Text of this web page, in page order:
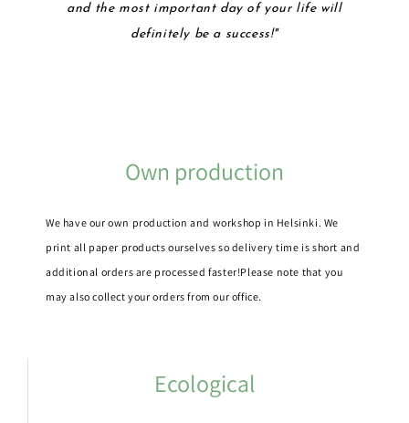
and the most important day of your life will
definitely be a success!"
Own production
We have our own production and workshop in Helsinki. We
print all paper products ourselves so delivery time is short and
additional orders are processed faster!Please note that you
may also collect your orders from our office.
Ecological